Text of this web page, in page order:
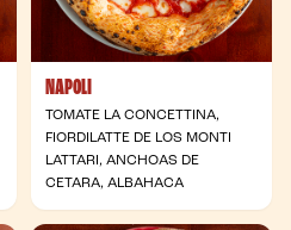
NAPOLI
TOMATE LA CONCETTINA,
FIORDILATTE DE LOS MONTI
LATTARI, ANCHOAS DE
CETARA, ALBAHACA